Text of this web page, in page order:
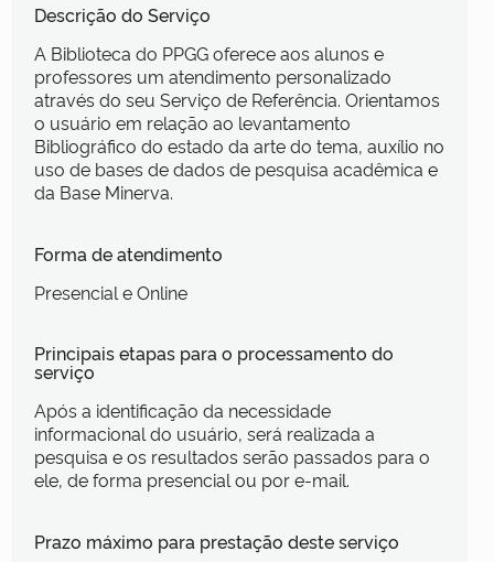
Descrição do Serviço
A Biblioteca do PPGG oferece aos alunos e
professores um atendimento personalizado
através do seu Serviço de Referência. Orientamos
o usuário em relação ao levantamento
Bibliográfico do estado da arte do tema, auxílio no
uso de bases de dados de pesquisa acadêmica e
da Base Minerva.
Forma de atendimento
Presencial e Online
Principais etapas para o processamento do
serviço
Após a identificação da necessidade
informacional do usuário, será realizada a
pesquisa e os resultados serão passados para o
ele, de forma presencial ou por e-mail.
Prazo máximo para prestação deste serviço